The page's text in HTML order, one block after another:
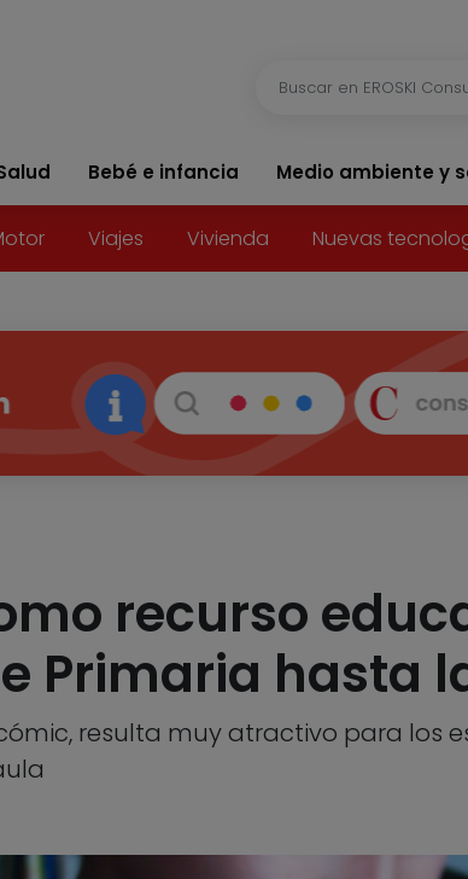
Bebé e infancia Medio ambiente y
Viajes Vivienda Nuevas
recurso
Primaria hasta
resulta muy atractivo para los